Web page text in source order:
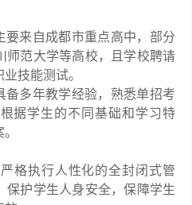
来自成都市重点高中，部分
师范大学等高校，且学校聘请
技能测试。
多年教学经验，熟悉单招考
据学生的不同基础和学习特
执行人性化的全封闭式管
保护学生人身安全，保障学生